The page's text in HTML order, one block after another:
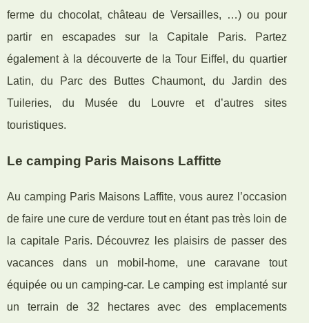
ferme du chocolat, château de Versailles, …) ou pour
partir en escapades sur la Capitale Paris. Partez
également à la découverte de la Tour Eiffel, du quartier
Latin, du Parc des Buttes Chaumont, du Jardin des
Tuileries, du Musée du Louvre et d’autres sites
touristiques.
Le camping Paris Maisons Laffitte
Au camping Paris Maisons Laffite, vous aurez l’occasion
de faire une cure de verdure tout en étant pas très loin de
la capitale Paris. Découvrez les plaisirs de passer des
vacances dans un mobil-home, une caravane tout
équipée ou un camping-car. Le camping est implanté sur
un terrain de 32 hectares avec des emplacements